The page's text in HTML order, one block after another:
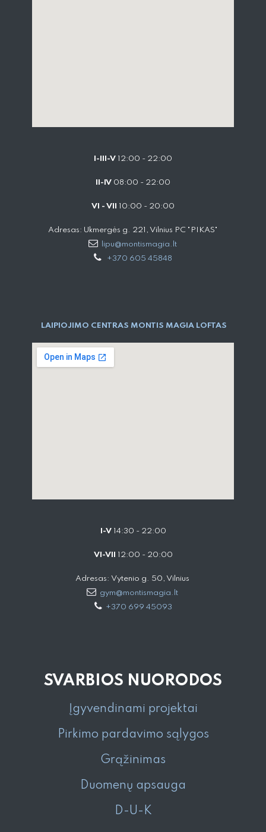
I-III-V 12:00 - 22:00
II-IV 08:00 - 22:00
VI - VII 10:00 - 20:00
Adresas: Ukmergės g. 221, Vilnius PC "PIKAS"
lipu@montismagia.lt
+370 605 45848
LAIPIOJIMO CENTRAS MONTIS MAGIA LOFTAS
I-V14:30 - 22:00
VI-VII 12:00 - 20:00
Adresas: Vytenio g. 50, Vilnius
gym@montismagia.lt
+370 699 45093
SVARBIOS NUORODOS
Įgyvendinami projektai
Pirkimo pardavimo sąlygos
Grąžinimas
Duomenų apsauga
D-U-K